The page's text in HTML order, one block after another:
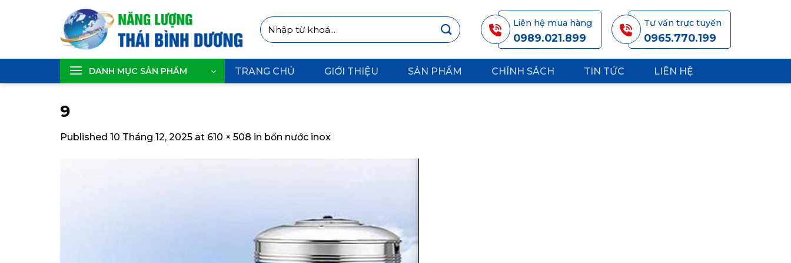
Tìm
kiếm:
Liên hệ mua hàng
0989.021.899
Tư vấn trực tuyến
0965.770.199
DANH MỤC SẢN PHẨM TRANG CHỦ GIỚI THIỆU SẢN PHẨM CHÍNH SÁCH TIN TỨC LIÊN HỆ
9
Published 10 Tháng 12, 2025 at 610 × 508 in bồn nước inox